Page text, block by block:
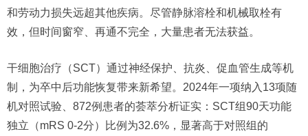
和劳动力损失远超其他疾病。尽管静脉溶栓和机械取栓有
效，但时间窗窄、再通不完全，大量患者无法获益。
干细胞治疗（SCT）通过神经保护、抗炎、促血管生成等机
制，为卒中后功能恢复带来新希望。2024年一项纳入13项随
机对照试验、872例患者的荟萃分析证实：SCT组90天功能
独立（mRS 0-2分）比例为32.6%，显著高于对照组的